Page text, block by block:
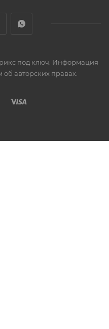
под ключ. Информация
авторских правах.